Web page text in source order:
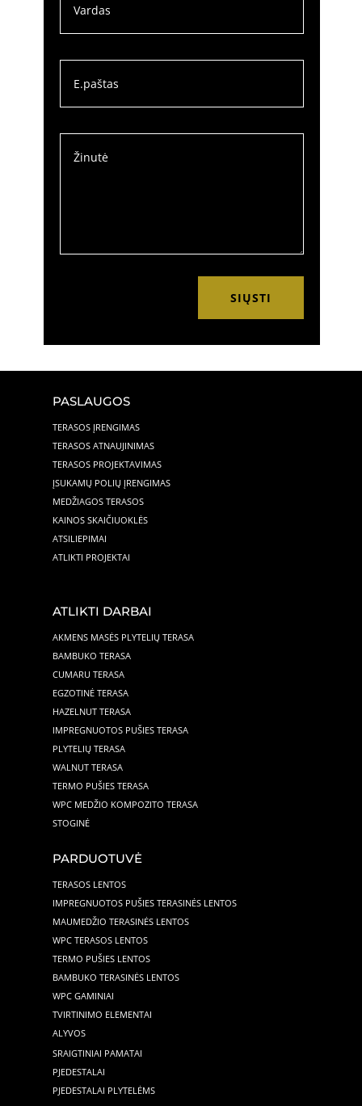
SIŲSTI
PASLAUGOS
TERASOS ĮRENGIMAS
TERASOS ATNAUJINIMAS
TERASOS PROJEKTAVIMAS
ĮSUKAMŲ POLIŲ ĮRENGIMAS
MEDŽIAGOS TERASOS
KAINOS SKAIČIUOKLĖS
ATSILIEPIMAI
ATLIKTI PROJEKTAI
ATLIKTI DARBAI
AKMENS MASĖS PLYTELIŲ TERASA
BAMBUKO TERASA
CUMARU TERASA
EGZOTINĖ TERASA
HAZELNUT TERASA
IMPREGNUOTOS PUŠIES TERASA
PLYTELIŲ TERASA
WALNUT TERASA
TERMO PUŠIES TERASA
WPC MEDŽIO KOMPOZITO TERASA
STOGINĖ
PARDUOTUVĖ
TERASOS LENTOS
IMPREGNUOTOS PUŠIES TERASINĖS LENTOS
MAUMEDŽIO TERASINĖS LENTOS
WPC TERASOS LENTOS
TERMO PUŠIES LENTOS
BAMBUKO TERASINĖS LENTOS
WPC GAMINIAI
TVIRTINIMO ELEMENTAI
ALYVOS
SRAIGTINIAI PAMATAI
PJEDESTALAI
PJEDESTALAI PLYTELĖMS